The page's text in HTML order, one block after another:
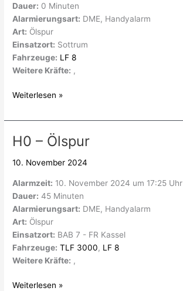
Dauer: 0 Minuten
Alarmierungsart: DME, Handyalarm
Art: Ölspur
Einsatzort: Sottrum
Fahrzeuge: LF 8
Weitere Kräfte: ,
Weiterlesen »
H0 – Ölspur
10. November 2024
Alarmzeit: 10. November 2024 um 17:25 Uhr
Dauer: 45 Minuten
Alarmierungsart: DME, Handyalarm
Art: Ölspur
Einsatzort: BAB 7 - FR Kassel
Fahrzeuge: TLF 3000, LF 8
Weitere Kräfte: ,
H0
Ölspur
Weiterlesen »